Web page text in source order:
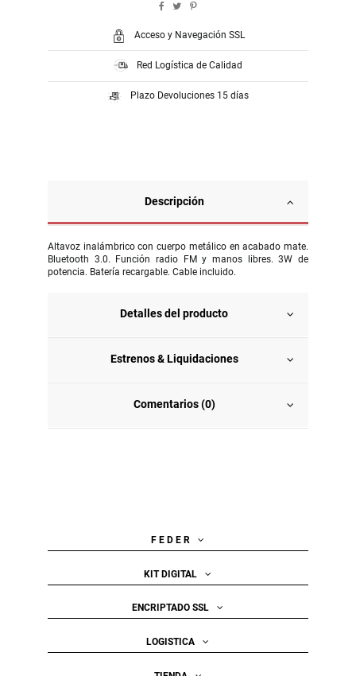
Acceso y Navegación SSL
Red Logística de Calidad
Plazo Devoluciones 15 días
Descripción
Altavoz inalámbrico con cuerpo metálico en acabado mate.
Bluetooth 3.0. Función radio FM y manos libres. 3W de
potencia. Batería recargable. Cable incluido.
Detalles del producto
Estrenos & Liquidaciones
Comentarios (0)
F E D E R
KIT DIGITAL
ENCRIPTADO SSL
LOGISTICA